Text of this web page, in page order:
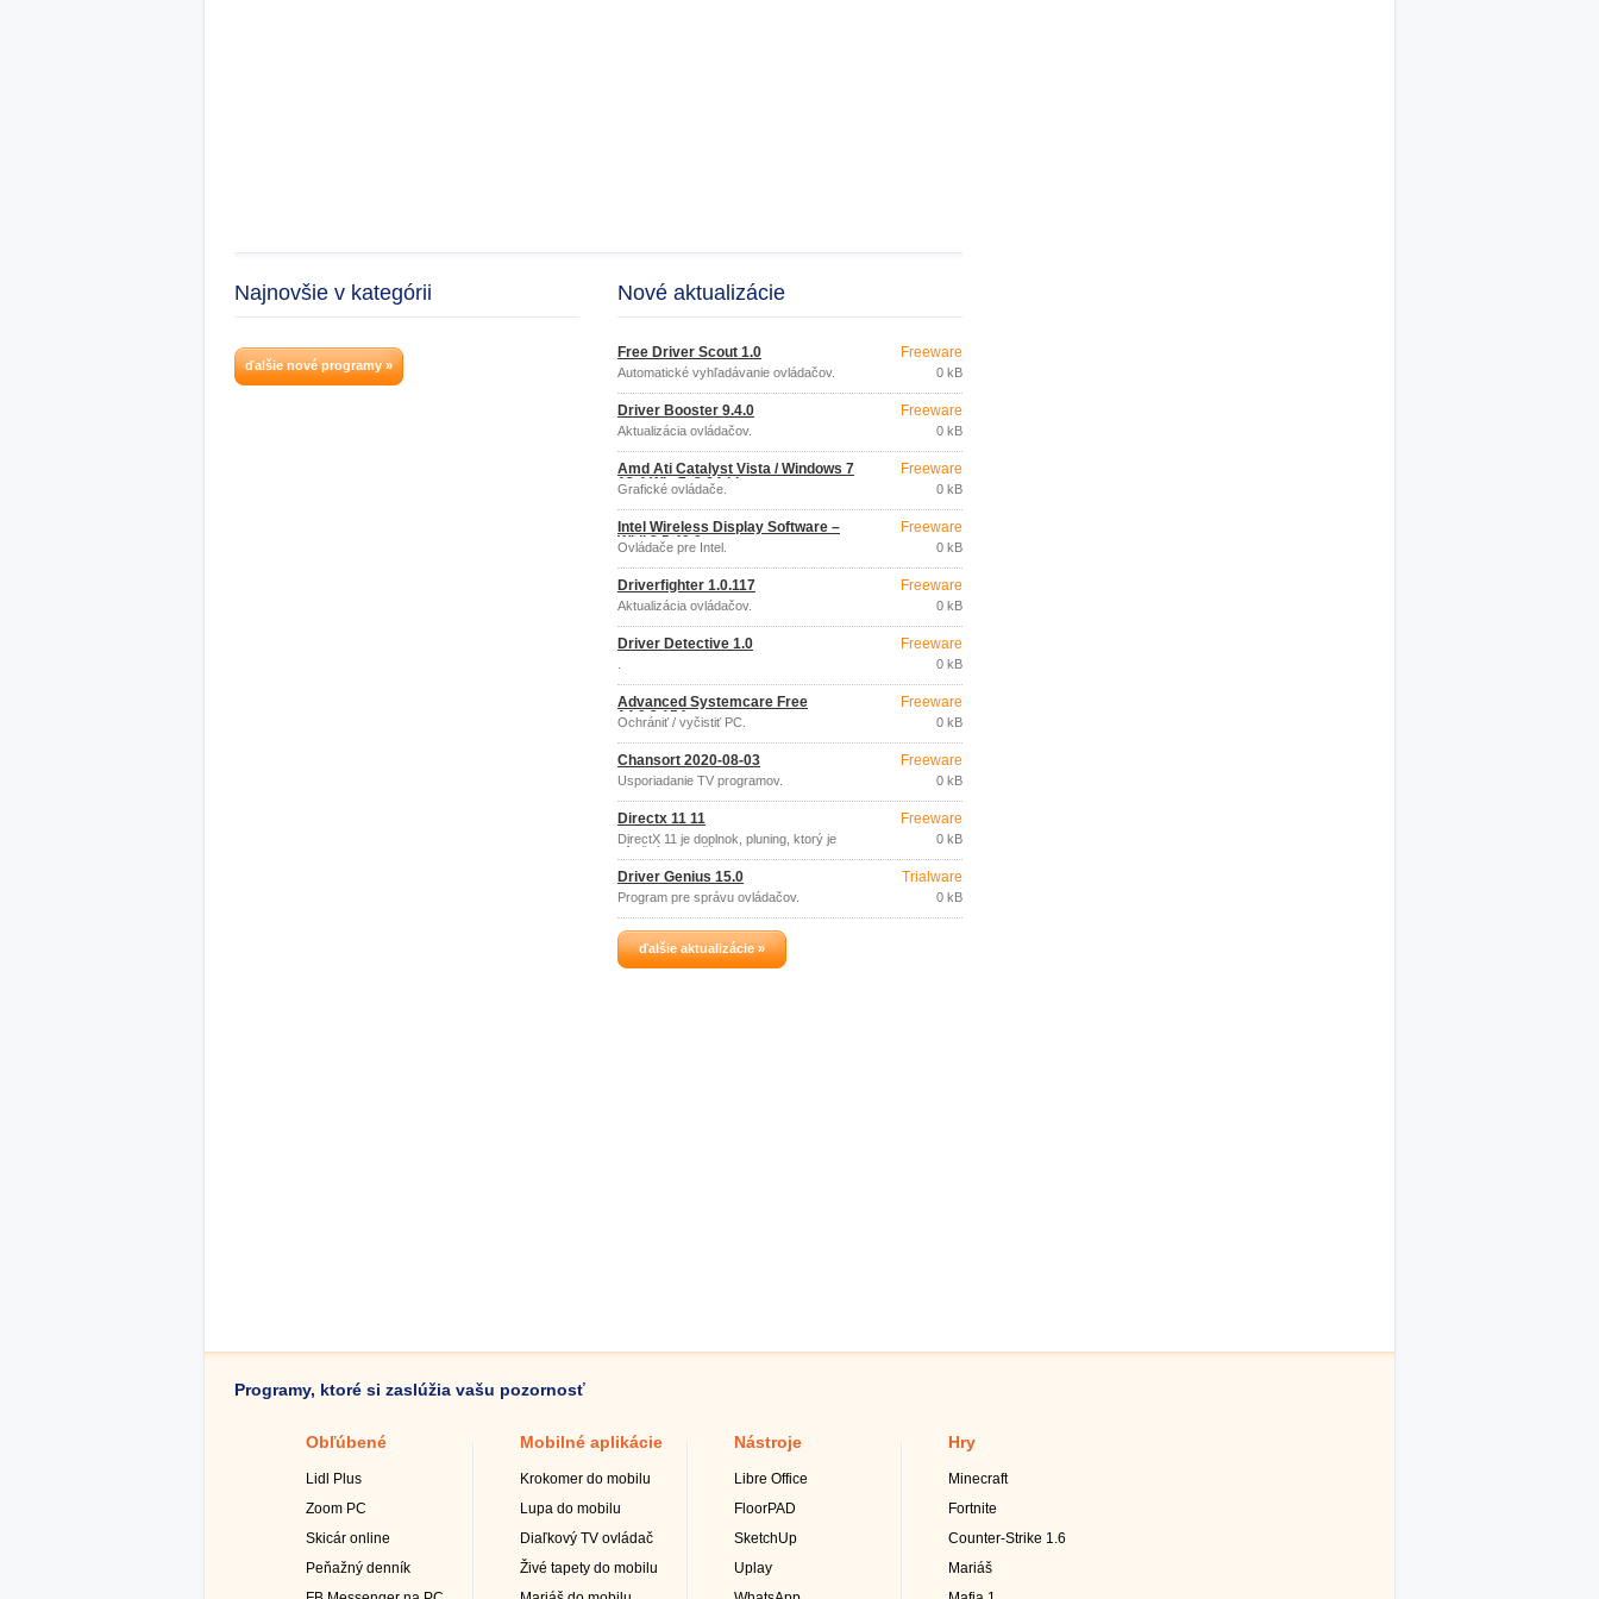
Najnovšie v kategórii
ďalšie nové programy »
Nové aktualizácie
Free Driver Scout 1.0
Automatické vyhľadávanie ovládačov.
Freeware
0 kB
Driver Booster 9.4.0
Aktualizácia ovládačov.
Freeware
0 kB
Amd Ati Catalyst Vista / Windows 7
13.4 Win 7, 8 64-bit
Grafické ovládače.
Freeware
0 kB
Intel Wireless Display Software –
Widi 3.5.40.0
Ovládače pre Intel.
Freeware
0 kB
Driverfighter 1.0.117
Aktualizácia ovládačov.
Freeware
0 kB
Driver Detective 1.0 Freeware
0 kB
Advanced Systemcare Free
14.0.2.154
Ochrániť / vyčistiť PC.
Freeware
0 kB
Chansort 2020-08-03
Usporiadanie TV programov.
Freeware
0 kB
Directx 11 11
DirectX 11 je doplnok, pluning, ktorý je
dôležitý pre načítanie, spustenie a
správne fungovanie hier a aplikácií, ktoré
obsahujú množstvo multimediálnych
prvkov.
Freeware
0 kB
Driver Genius 15.0
Program pre správu ovládačov.
Trialware
0 kB
ďalšie aktualizácie »
Programy, ktoré si zaslúžia vašu pozornosť
Obľúbené
Lidl Plus
Zoom PC
Skicár online
Peňažný denník
Mobilné aplikácie
Krokomer do mobilu
Lupa do mobilu
Diaľkový TV ovládač
Živé tapety do mobilu
Nástroje
Libre Office
FloorPAD
SketchUp
Uplay
Hry
Minecraft
Fortnite
Counter-Strike 1.6
Mariáš